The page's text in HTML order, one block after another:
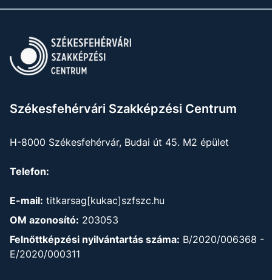
Székesfehérvári Szakképzési Centrum
H-8000 Székesfehérvár, Budai út 45. M2 épület
Telefon:
E-mail: titkarsag[kukac]szfszc.hu
OM azonosító: 203053
Felnőttképzési nyilvántartás száma: B/2020/006368 -
E/2020/000311